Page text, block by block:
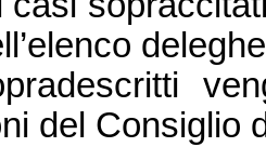
de
del Consiglio